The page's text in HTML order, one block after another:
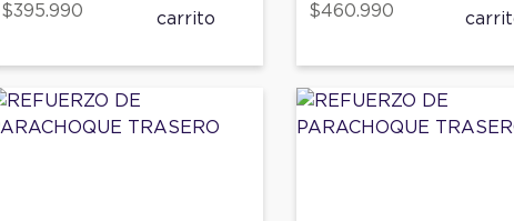
$395.990 $460.990